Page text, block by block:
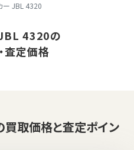
ー JBL 4320
4320の
査定価格
取価格と査定ポイン